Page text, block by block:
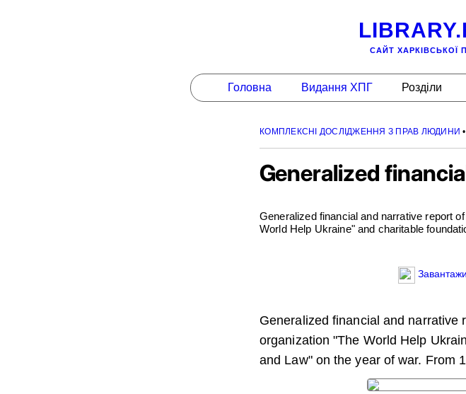
САЙТ ХАРКІВСЬКОЇ
Головна Видання ХПГ Розділи
КОМПЛЕКСНІ ДОСЛІДЖЕННЯ З ПРАВ ЛЮДИНИ •
Generalized
Generalized financial and narrative report
World Help Ukraine" and charitable
Generalized financial and narrative
organization "The World Help
and Law" on the year of war. From